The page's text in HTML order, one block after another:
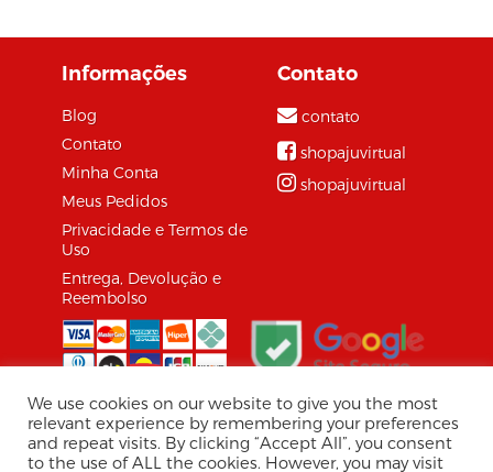
Mas, as...
Informações
Blog
Contato
Minha Conta
Meus Pedidos
Privacidade e Termos de
Uso
Entrega, Devolução e
Reembolso
Contato
contato
shopajuvirtual
shopajuvirtual
© 2026 Shopaju Marketplace.
We use cookies on our website to give you the most
relevant experience by remembering your preferences
and repeat visits. By clicking “Accept All”, you consent
to the use of ALL the cookies. However, you may visit